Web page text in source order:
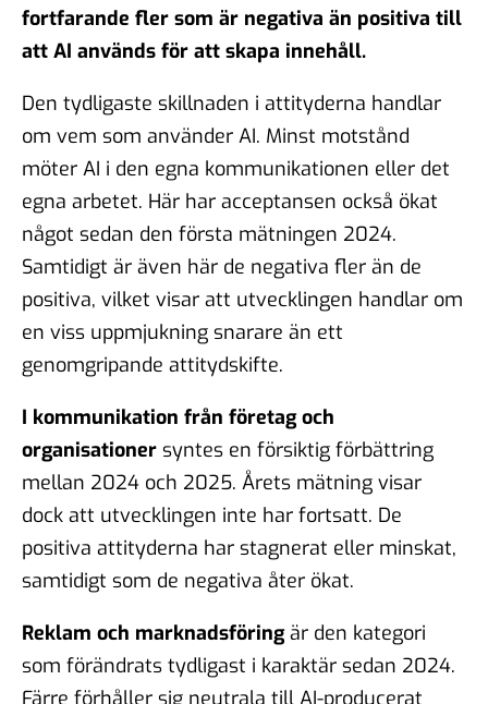
fortfarande fler som är negativa än positiva till
att AI används för att skapa innehåll.
Den tydligaste skillnaden i attityderna handlar
om vem som använder AI. Minst motstånd
möter AI i den egna kommunikationen eller det
egna arbetet. Här har acceptansen också ökat
något sedan den första mätningen 2024.
Samtidigt är även här de negativa fler än de
positiva, vilket visar att utvecklingen handlar om
en viss uppmjukning snarare än ett
genomgripande attitydskifte.
I kommunikation från företag och
organisationer syntes en försiktig förbättring
mellan 2024 och 2025. Årets mätning visar
dock att utvecklingen inte har fortsatt. De
positiva attityderna har stagnerat eller minskat,
samtidigt som de negativa åter ökat.
Reklam och marknadsföringär den kategori
som förändrats tydligast i karaktär sedan 2024.
Färre förhåller sig neutrala till AI-producerat